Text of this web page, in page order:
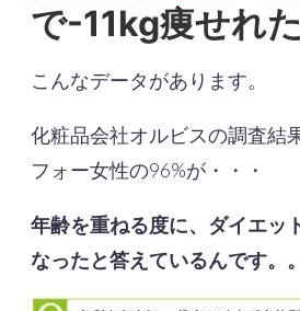
で-11kg痩せれ
こんなデータがあります。
化粧品会社オルビスの調査結
フォー女性の96%が・・・
年齢を重ねる度に、ダイエッ
なったと答えているんです。。